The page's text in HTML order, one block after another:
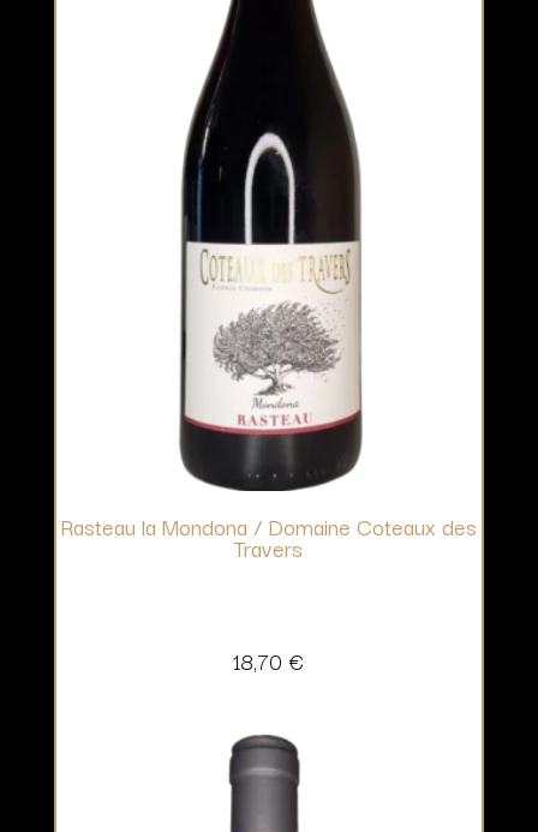
Rasteau la Mondona / Domaine Coteaux des
Travers
18,70 €